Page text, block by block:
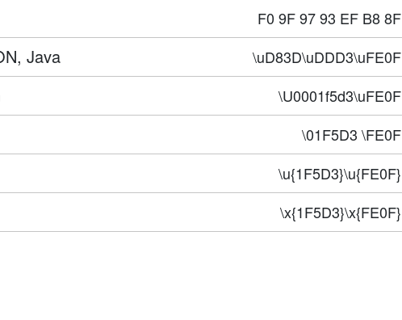
F0 9F 97 93 EF B8 8F
Java \uD83D\uDDD3\uFE0F
\U0001f5d3\uFE0F
\01F5D3 \FE0F
\u{1F5D3}\u{FE0F}
\x{1F5D3}\x{FE0F}